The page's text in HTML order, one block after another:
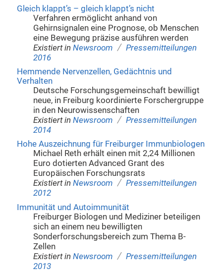
Gleich klappt’s – gleich klappt’s nicht
Verfahren ermöglicht anhand von
Gehirnsignalen eine Prognose, ob Menschen
eine Bewegung präzise ausführen werden
Existiert in Newsroom / Pressemitteilungen
2016
Hemmende Nervenzellen, Gedächtnis und
Verhalten
Deutsche Forschungsgemeinschaft bewilligt
neue, in Freiburg koordinierte Forschergruppe
in den Neurowissenschaften
Existiert in Newsroom / Pressemitteilungen
2014
Hohe Auszeichnung für Freiburger Immunbiologen
Michael Reth erhält einen mit 2,24 Millionen
Euro dotierten Advanced Grant des
Europäischen Forschungsrats
Existiert in Newsroom / Pressemitteilungen
2012
Immunität und Autoimmunität
Freiburger Biologen und Mediziner beteiligen
sich an einem neu bewilligten
Sonderforschungsbereich zum Thema B-
Zellen
Existiert in Newsroom / Pressemitteilungen
2013